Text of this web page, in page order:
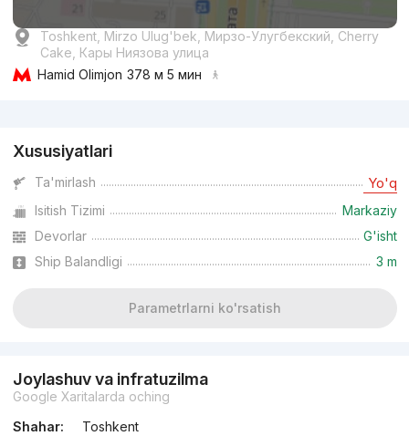
Toshkent, Mirzo Ulug'bek, Мирзо-Улугбекский, Cherry
Cake, Кары Ниязова улица
Hamid Olimjon 378 м 5 мин
Xususiyatlari
Ta'mirlash Yo'q
Isitish Tizimi
Markaziy
Devorlar
G'isht
Ship Balandligi
3 m
Parametrlarni ko'rsatish
Joylashuv va infratuzilma
Google Xaritalarda oching
Shahar:
Toshkent